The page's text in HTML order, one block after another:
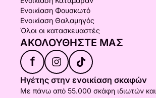
Ενοικίαση Φουσκωτό
Ενοικίαση Θαλαμηγός
Όλοι οι κατασκευαστές
ΑΚΟΛΟΥΘΉΣΤΕ ΜΑΣ
f
Ηγέτης στην ενοικίαση σκαφών
Με πάνω από 55.000 σκάφη ιδιωτών και